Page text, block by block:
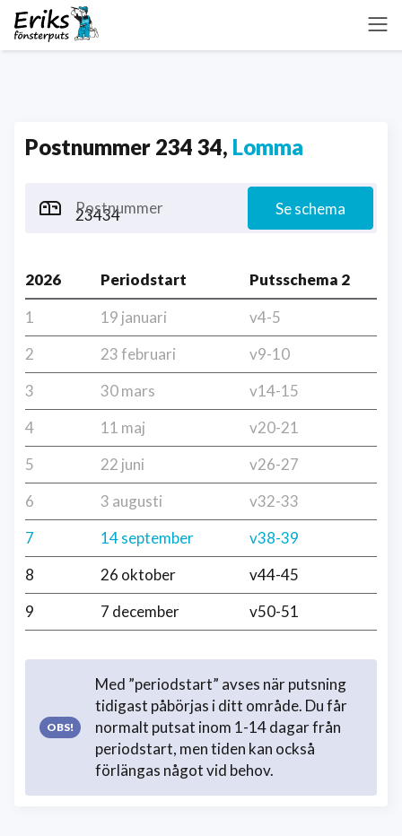
Postnummer 234 34, Lomma
Postnummer Se schema
2026 Periodstart
Putsschema 2
1
19 januari
v4-5
2
23 februari
v9-10
3
30 mars
v14-15
4
11 maj
v20-21
5
22 juni
v26-27
6
3 augusti
v32-33
7
14 september
v38-39
8
26 oktober
v44-45
9
7 december v50-51
Med ”periodstart” avses när putsning
tidigast påbörjas i ditt område. Du får
normalt putsat inom 1-14 dagar från
periodstart, men tiden kan också
förlängas något vid behov.